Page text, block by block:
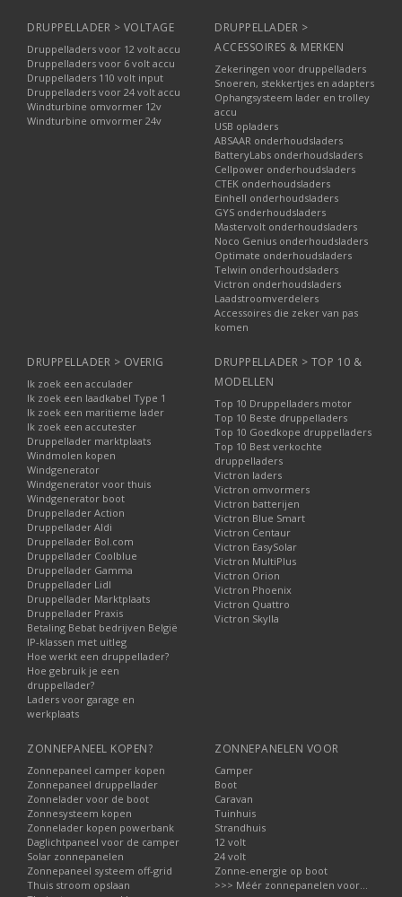
DRUPPELLADER > VOLTAGE
Druppelladers voor 12 volt accu
Druppelladers voor 6 volt accu
Druppelladers 110 volt input
Druppelladers voor 24 volt accu
Windturbine omvormer 12v
Windturbine omvormer 24v
DRUPPELLADER >
ACCESSOIRES & MERKEN
Zekeringen voor druppelladers
Snoeren, stekkertjes en adapters
Ophangsysteem lader en trolley
accu
USB opladers
ABSAAR onderhoudsladers
BatteryLabs onderhoudsladers
Cellpower onderhoudsladers
CTEK onderhoudsladers
Einhell onderhoudsladers
GYS onderhoudsladers
Mastervolt onderhoudsladers
Noco Genius onderhoudsladers
Optimate onderhoudsladers
Telwin onderhoudsladers
Victron onderhoudsladers
Laadstroomverdelers
Accessoires die zeker van pas
komen
DRUPPELLADER > OVERIG
Ik zoek een acculader
Ik zoek een laadkabel Type 1
Ik zoek een maritieme lader
Ik zoek een accutester
Druppellader marktplaats
Windmolen kopen
Windgenerator
Windgenerator voor thuis
Windgenerator boot
Druppellader Action
Druppellader Aldi
Druppellader Bol.com
Druppellader Coolblue
Druppellader Gamma
Druppellader Lidl
Druppellader Marktplaats
Druppellader Praxis
Betaling Bebat bedrijven België
IP-klassen met uitleg
Hoe werkt een druppellader?
Hoe gebruik je een
druppellader?
Laders voor garage en
werkplaats
DRUPPELLADER > TOP 10 &
MODELLEN
Top 10 Druppelladers motor
Top 10 Beste druppelladers
Top 10 Goedkope druppelladers
Top 10 Best verkochte
druppelladers
Victron laders
Victron omvormers
Victron batterijen
Victron Blue Smart
Victron Centaur
Victron EasySolar
Victron MultiPlus
Victron Orion
Victron Phoenix
Victron Quattro
Victron Skylla
ZONNEPANEEL KOPEN?
Zonnepaneel camper kopen
Zonnepaneel druppellader
Zonnelader voor de boot
Zonnesysteem kopen
Zonnelader kopen powerbank
Daglichtpaneel voor de camper
Solar zonnepanelen
Zonnepaneel systeem off-grid
Thuis stroom opslaan
ZONNEPANELEN VOOR
Camper
Boot
Caravan
Tuinhuis
Strandhuis
12 volt
24 volt
Zonne-energie op boot
>>> Méér zonnepanelen voor...